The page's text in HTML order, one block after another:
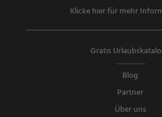
Klicke hier für mehr
Gratis
Blog
Partner
Über uns